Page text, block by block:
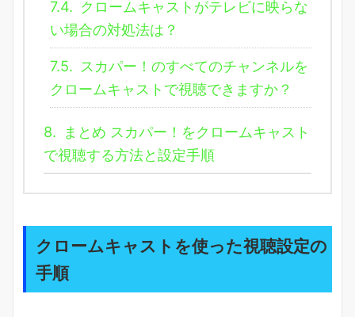
7.4. クロームキャストがテレビに映らな
い場合の対処法は？
7.5. スカパー！のすべてのチャンネルを
クロームキャストで視聴できますか？
8.
まとめ スカパー！をクロームキャスト
で視聴する方法と設定手順
クロームキャストを使った視聴設定の
手順